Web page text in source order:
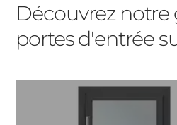
Découvrez
portes d'entrée